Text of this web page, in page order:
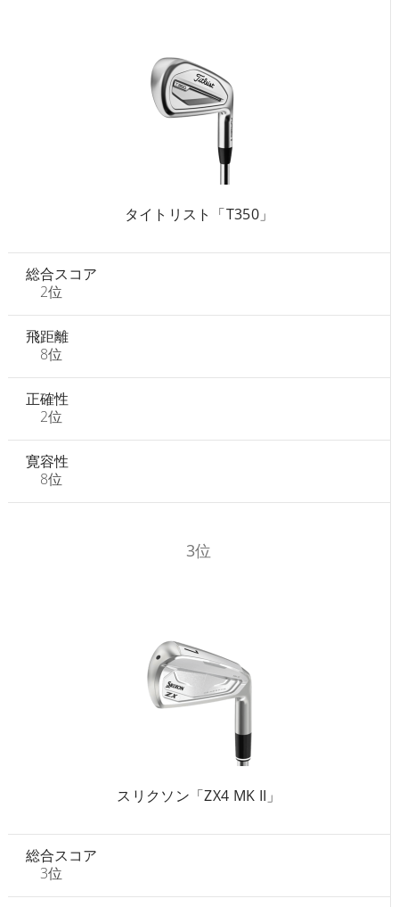
タイトリスト「T350」
総合スコア
2位
飛距離
8位
正確性
2位
寛容性
8位
3位
スリクソン「ZX4 MK II」
総合スコア
3位